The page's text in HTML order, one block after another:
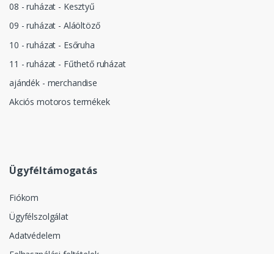
08 - ruházat - Kesztyű
09 - ruházat - Aláöltöző
10 - ruházat - Esőruha
11 - ruházat - Fűthető ruházat
ajándék - merchandise
Akciós motoros termékek
Ügyféltámogatás
Fiókom
Ügyfélszolgálat
Adatvédelem